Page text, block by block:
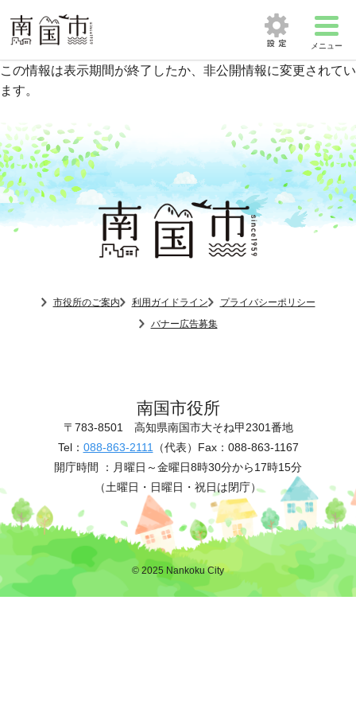
メニュー
この情報は表示期間が終了したか、非公開情報に変更されてい
ます。
市役所のご案内 利用ガイドライン
プライバシーポリシー
バナー広告募集
南国市役所
〒783-8501 高知県南国市大そね甲2301番地
Tel： 088-863-2111 （代表） Fax：088-863-1167
開庁時間 ： 月曜日～金曜日8時30分から17時15分
（土曜日・日曜日・祝日は閉庁）
© 2025 Nankoku City